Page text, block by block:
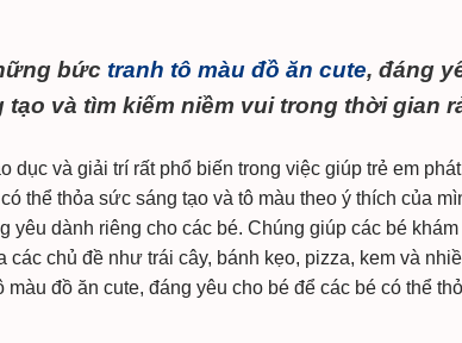
bức tranh tô màu đồ ăn cute, đáng
tạo và tìm kiếm niềm vui trong thời gian
dục và giải trí rất phổ biến trong việc giúp trẻ em
thể thỏa sức sáng tạo và tô màu theo ý thích của
yêu dành riêng cho các bé. Chúng giúp các bé
các chủ đề như trái cây, bánh kẹo, pizza, kem và
đồ ăn cute, đáng yêu cho bé để các bé có thể